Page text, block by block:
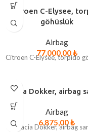
Citroen C-Elysee,
göhüslük
Airbag
77.000,00₺
Citroen C-Elysee, torpido
Dacia Dokker, airbag
Airbag
6.875,00₺
Dacia Dokker, airbag